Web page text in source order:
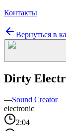
Контакты
Вернуться в
Dirty
—Sound Creator
electronic
2:04